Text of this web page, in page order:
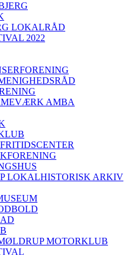
LOKALRÅD
2022
AMBA
LOKALHISTORISK ARKIV
MOTORKLUB